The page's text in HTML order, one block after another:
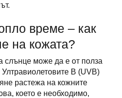
време – как
на кожата?
слънце може да е от полза
Ултравиолетовите B (UVB)
растежа на кожните
което е необходимо,